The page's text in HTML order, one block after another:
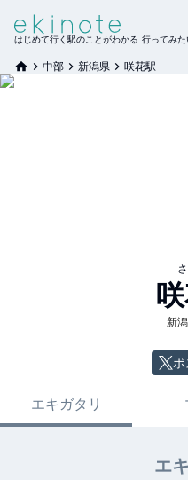
はじめて行く駅のことがわかる 行ってみた
中部 新潟県 咲花駅
新
ポ
エキガタリ
エ